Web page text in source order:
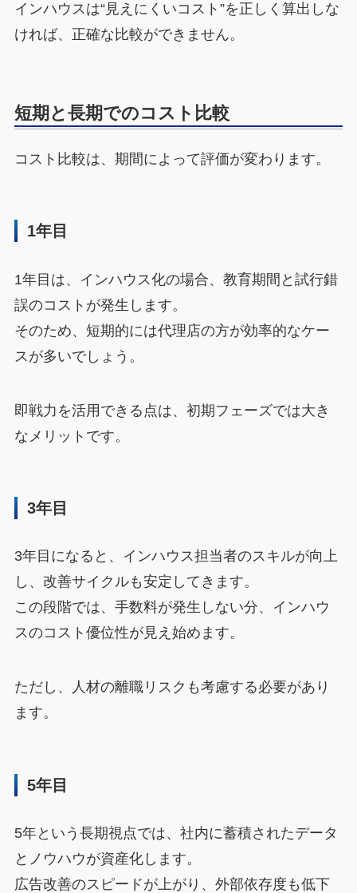
インハウスは“見えにくいコスト”を正しく算出しな
ければ、正確な比較ができません。
短期と長期でのコスト比較
コスト比較は、期間によって評価が変わります。
1年目
1年目は、インハウス化の場合、教育期間と試行錯
誤のコストが発生します。
そのため、短期的には代理店の方が効率的なケー
スが多いでしょう。
即戦力を活用できる点は、初期フェーズでは大き
なメリットです。
3年目
3年目になると、インハウス担当者のスキルが向上
し、改善サイクルも安定してきます。
この段階では、手数料が発生しない分、インハウ
スのコスト優位性が見え始めます。
ただし、人材の離職リスクも考慮する必要があり
ます。
5年目
5年という長期視点では、社内に蓄積されたデータ
とノウハウが資産化します。
広告改善のスピードが上がり、外部依存度も低下